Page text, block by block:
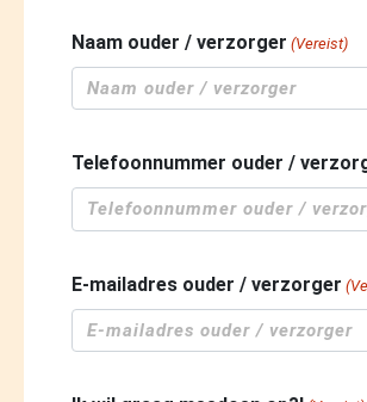
MM
slash
JJJJ
Naam ouder / verzorger (Vereist)
Telefoonnummer ouder /
E-mailadres ouder / verzorger